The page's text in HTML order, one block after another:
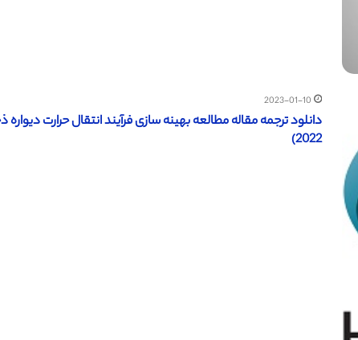
2023-01-10
دانلود ترجمه مقاله مطالعه بهینه سازی فرآیند انتقال حرارت
2022)